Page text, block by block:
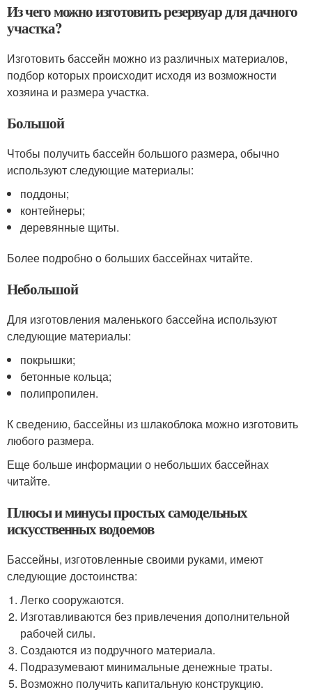
Из чего можно изготовить резервуар для дачного
участка?
Изготовить бассейн можно из различных материалов,
подбор которых происходит исходя из возможности
хозяина и размера участка.
Большой
Чтобы получить бассейн большого размера, обычно
используют следующие материалы:
поддоны;
контейнеры;
деревянные щиты.
Более подробно о больших бассейнах читайте.
Небольшой
Для изготовления маленького бассейна используют
следующие материалы:
покрышки;
бетонные кольца;
полипропилен.
К сведению, бассейны из шлакоблока можно изготовить
любого размера.
Еще больше информации о небольших бассейнах
читайте.
Плюсы и минусы простых самодельных
искусственных водоемов
Бассейны, изготовленные своими руками, имеют
следующие достоинства:
Легко сооружаются.
Изготавливаются без привлечения дополнительной
рабочей силы.
Создаются из подручного материала.
Подразумевают минимальные денежные траты.
Возможно получить капитальную конструкцию.